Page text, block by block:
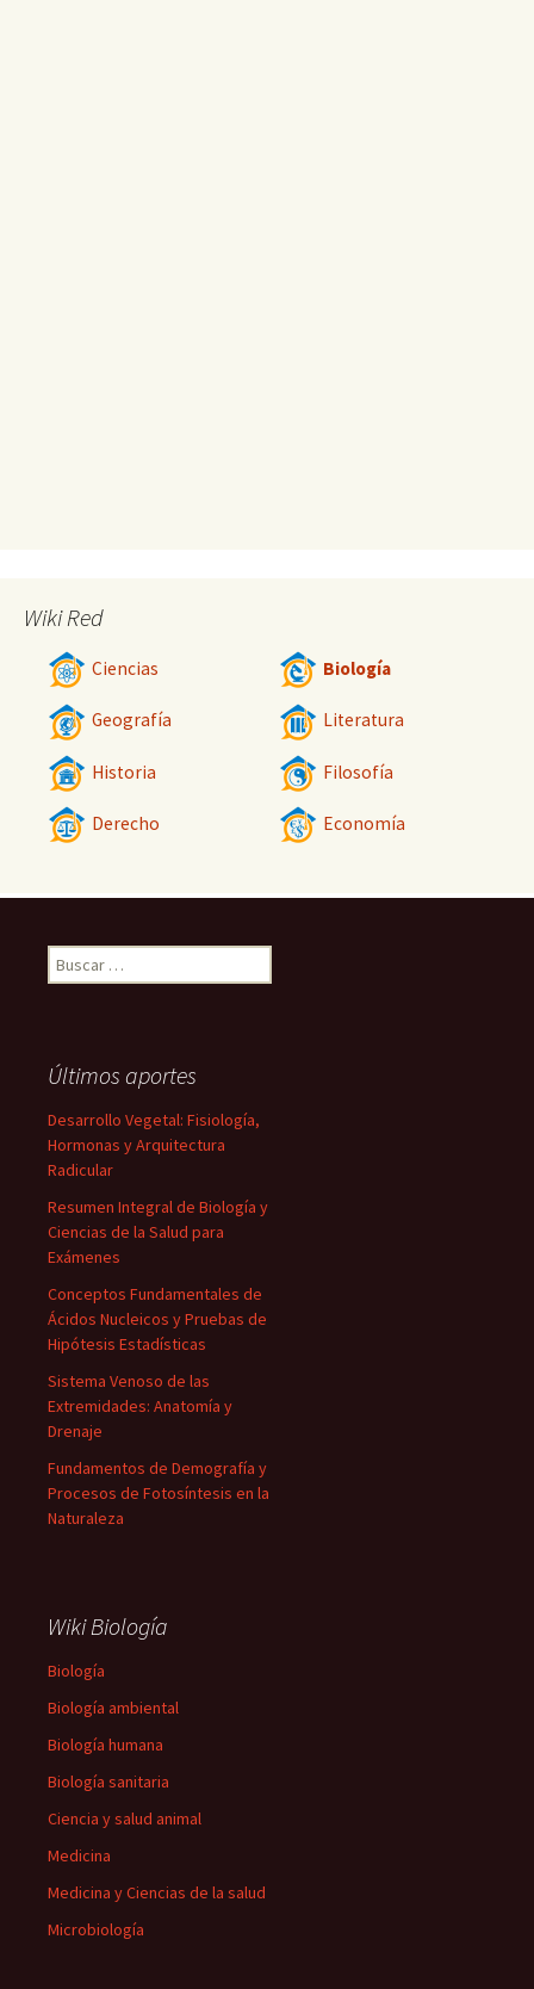
Wiki Red
Ciencias Biología
Geografía Literatura
Historia Filosofía
Derecho Economía
Buscar:
Últimos aportes
Desarrollo Vegetal: Fisiología,
Hormonas y Arquitectura
Radicular
Resumen Integral de Biología y
Ciencias de la Salud para
Exámenes
Conceptos Fundamentales de
Ácidos Nucleicos y Pruebas de
Hipótesis Estadísticas
Sistema Venoso de las
Extremidades: Anatomía y
Drenaje
Fundamentos de Demografía y
Procesos de Fotosíntesis en la
Naturaleza
Wiki Biología
Biología
Biología ambiental
Biología humana
Biología sanitaria
Ciencia y salud animal
Medicina
Medicina y Ciencias de la salud
Microbiología